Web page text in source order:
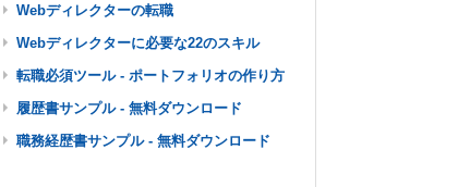
Webディレクターの転職
Webディレクターに必要な22のスキル
転職必須ツール - ポートフォリオの作り方
履歴書サンプル - 無料ダウンロード
職務経歴書サンプル - 無料ダウンロード